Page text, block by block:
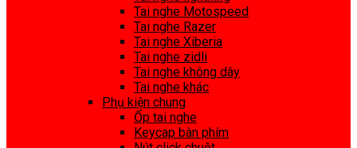
Tai nghe Motospeed
Tai nghe Razer
Tai nghe Xiberia
Tai nghe zidli
Tai nghe không dây
Tai nghe khác
Phụ kiện chung
Ốp tai nghe
Keycap bàn phím